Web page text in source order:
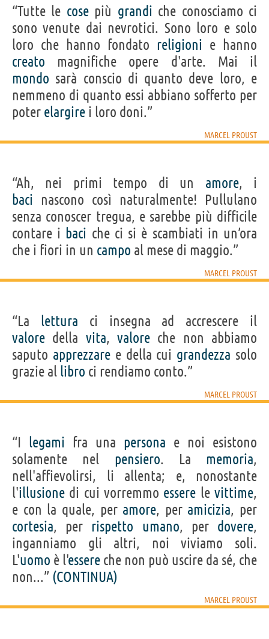
“Tutte le cosepiù grandi che conosciamo ci
sono venute dai nevrotici. Sono loro e solo
loro che hanno fondato religioni e hanno
creato magnifiche opere d'arte. Mai il
mondo sarà conscio di quanto deve loro, e
nemmeno di quanto essi abbiano sofferto per
poter elargire i loro doni.”
MARCEL PROUST
“Ah, nei primi tempo di un amore, i
baci nascono così naturalmente! Pullulano
senza conoscer tregua, e sarebbe più difficile
contare i baci che ci si è scambiati in un’ora
che i fiori in un campo al mese di maggio.”
MARCEL PROUST
“La lettura ci insegna ad accrescere il
valore della vita,valore che non abbiamo
saputo apprezzaree della cui grandezza solo
grazie al libro ci rendiamo conto.”
MARCEL PROUST
“I legami fra una persona e noi esistono
solamente nel pensiero. La memoria,
nell'affievolirsi, li allenta; e, nonostante
l'illusione di cui vorremmo essere levittime,
e con la quale, per amore, per amicizia, per
cortesia, per rispetto umano, per dovere,
inganniamo gli altri, noi viviamo soli.
L'uomo è l'essere che non può uscire da sé, che
non...” (CONTINUA)
MARCEL PROUST